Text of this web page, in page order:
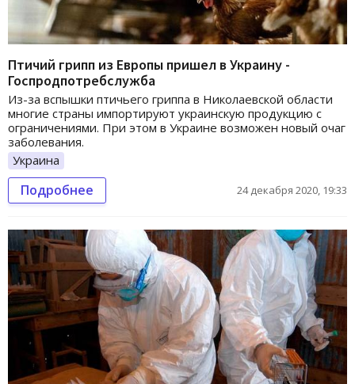
Птичий грипп из Европы пришел в Украину -
Госпродпотребслужба
Из-за вспышки птичьего гриппа в Николаевской области
многие страны импортируют украинскую продукцию с
ограничениями. При этом в Украине возможен новый очаг
заболевания.
Украина
Подробнее 24 декабря 2020, 19:33